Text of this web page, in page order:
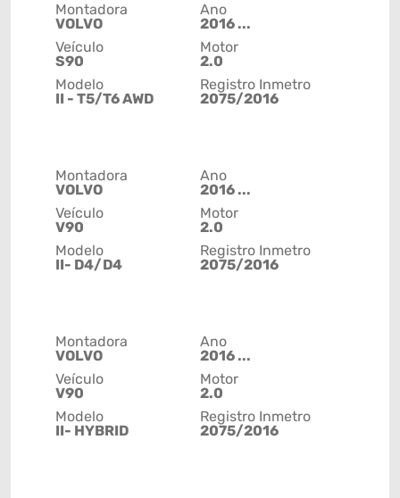
Montadora
VOLVO
Veículo
S90
Modelo
II - T5/T6 AWD
Ano
2016 ...
Motor
2.0
Registro Inmetro
2075/2016
Montadora
VOLVO
Veículo
V90
Modelo
II- D4/D4
Ano
2016 ...
Motor
2.0
Registro Inmetro
2075/2016
Montadora
VOLVO
Veículo
V90
Modelo
II- HYBRID
Ano
2016 ...
Motor
2.0
Registro Inmetro
2075/2016